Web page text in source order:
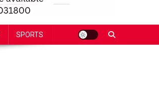
SPORTS